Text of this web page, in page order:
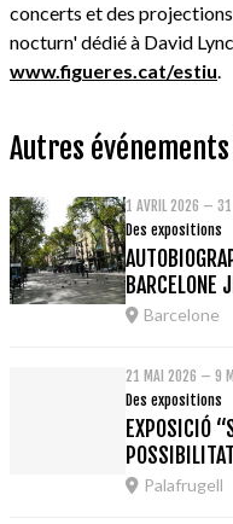
concerts et des
nocturn' dédié à David
www.figueres.cat/estiu.
Autres
1 AVRIL 2026 – 31
Des expositions
Barcelone
21 MAI 2026 – 9
Des expositions
EXPOSICIÓ
Palafrugell